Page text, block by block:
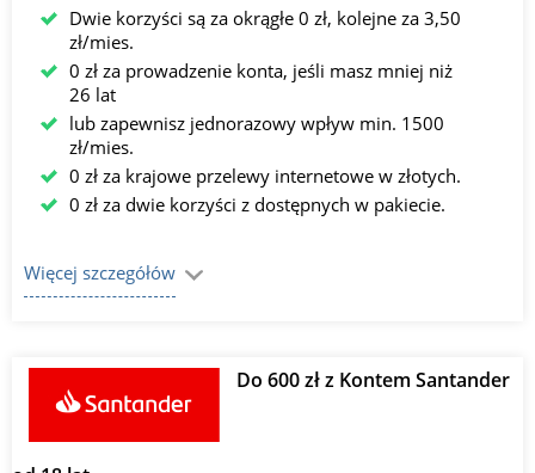
Dwie korzyści są za okrągłe 0 zł, kolejne za 3,50
zł/mies.
0 zł za prowadzenie konta, jeśli masz mniej niż
26 lat
lub zapewnisz jednorazowy wpływ min. 1500
zł/mies.
0 zł za krajowe przelewy internetowe w złotych.
0 zł za dwie korzyści z dostępnych w pakiecie.
Więcej szczegółów
Do 600 zł z Kontem Santander